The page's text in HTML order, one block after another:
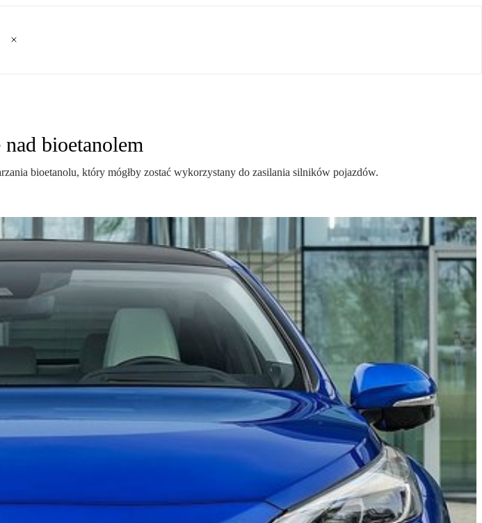
bioetanolem
bioetanolu, który mógłby zostać wykorzystany do zasilania silników pojazdów.